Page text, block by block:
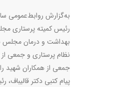
به‌گزارش روابط‌عمومی
رئیس کمیته پرستاری
بهداشت و درمان مجلس
نظام پرستاری و جمعی
جمعی از همکاران شهید
پیام کتبی دکتر